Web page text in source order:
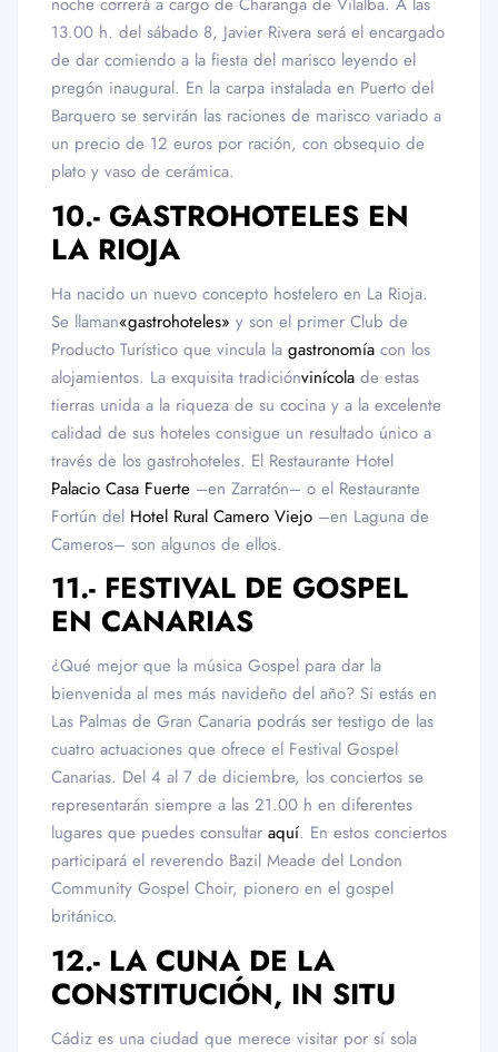
noche correrá a cargo de Charanga de Vilalba. A las
13.00 h. del sábado 8, Javier Rivera será el encargado
de dar comiendo a la fiesta del marisco leyendo el
pregón inaugural. En la carpa instalada en Puerto del
Barquero se servirán las raciones de marisco variado a
un precio de 12 euros por ración, con obsequio de
plato y vaso de cerámica.
10.- GASTROHOTELES EN
LA RIOJA
Ha nacido un nuevo concepto hostelero en La Rioja.
Se llaman«gastrohoteles» y son el primer Club de
Producto Turístico que vincula la gastronomía con los
alojamientos. La exquisita tradiciónvinícola de estas
tierras unida a la riqueza de su cocina y a la excelente
calidad de sus hoteles consigue un resultado único a
través de los gastrohoteles. El Restaurante Hotel
Palacio Casa Fuerte –en Zarratón– o el Restaurante
Fortún del Hotel Rural Camero Viejo –en Laguna de
Cameros– son algunos de ellos.
11.- FESTIVAL DE GOSPEL
EN CANARIAS
¿Qué mejor que la música Gospel para dar la
bienvenida al mes más navideño del año? Si estás en
Las Palmas de Gran Canaria podrás ser testigo de las
cuatro actuaciones que ofrece el Festival Gospel
Canarias. Del 4 al 7 de diciembre, los conciertos se
representarán siempre a las 21.00 h en diferentes
lugares que puedes consultar aquí. En estos conciertos
participará el reverendo Bazil Meade del London
Community Gospel Choir, pionero en el gospel
británico.
12.- LA CUNA DE LA
CONSTITUCIÓN, IN SITU
Cádiz es una ciudad que merece visitar por sí sola